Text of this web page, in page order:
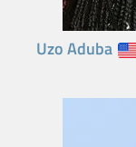
Uzo Aduba